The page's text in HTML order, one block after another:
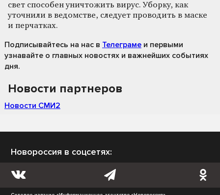
свет способен уничтожить вирус. Уборку, как
уточнили в ведомстве, следует проводить в маске
и перчатках.
Подписывайтесь на нас в Телеграме и первыми
узнавайте о главных новостях и важнейших событиях
дня.
Новости партнеров
Новости СМИ2
Новороссия в соцсетях: